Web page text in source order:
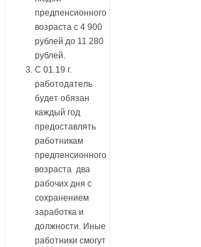
предпенсионного
возраста с 4 900
рублей до 11 280
рублей.
С 01.19 г.
работодатель
будет обязан
каждый год
предоставлять
работникам
предпенсионного
возраста два
рабочих дня с
сохранением
заработка и
должности. Иные
работники смогут